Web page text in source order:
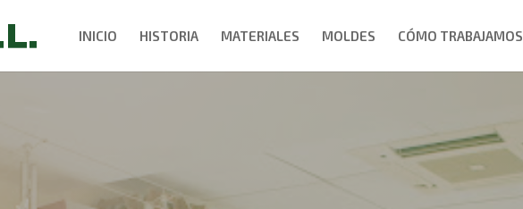
INICIO HISTORIA MATERIALES MOLDES CÓMO TRABAJAMOS